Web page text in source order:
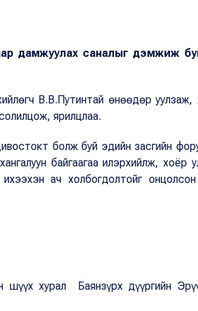
дамжуулах саналыг дэмжиж
В.В.Путинтай өнөөдөр уулзаж,
ярилцлаа.
болж буй эдийн засгийн
байгаагаа илэрхийлж, хоёр
ач холбогдолтойг
хурал Баянзүрх дүүргийн